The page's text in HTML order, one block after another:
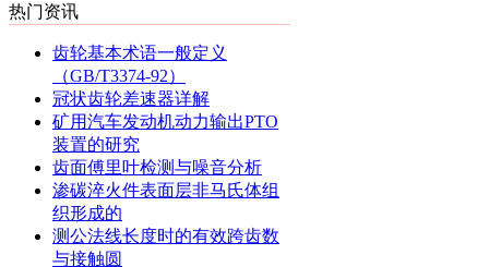
热门资讯
齿轮基本术语一般定义
（GB/T3374-92）
冠状齿轮差速器详解
矿用汽车发动机动力输出PTO
装置的研究
齿面傅里叶检测与噪音分析
渗碳淬火件表面层非马氏体组
织形成的
测公法线长度时的有效跨齿数
与接触圆